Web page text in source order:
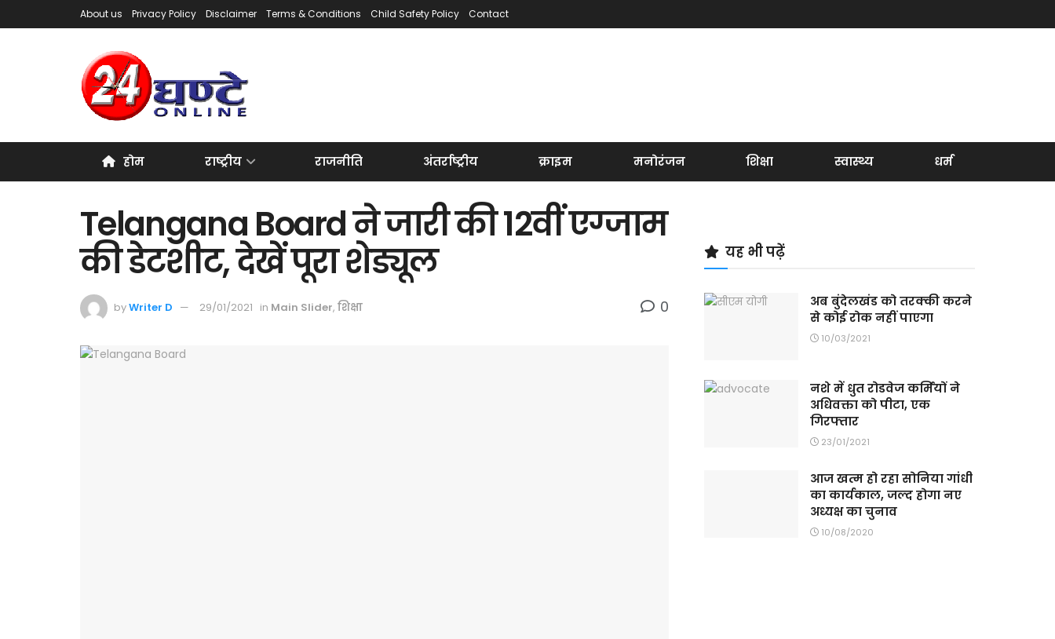
About us Privacy Policy Disclaimer Terms & Conditions Child Safety Policy Contact
होम राष्ट्रीय राजनीति अंतर्राष्ट्रीय क्राइम मनोरंजन शिक्षा स्वास्थ्य धर्म
Telangana Board ने जारी की 12वीं एग्जाम
की डेटशीट, देखें पूरा शेड्यूल
byWriter D 29/01/2021 in Main Slider, शिक्षा 0
यह भी पढ़ें
अब बुंदेलखंड को तरक्की करने
से कोई रोक नहीं पाएगा
10/03/2021
नशे में धुत रोडवेज कर्मियों ने
अधिवक्ता को पीटा, एक
गिरफ्तार
23/01/2021
आज खत्म हो रहा सोनिया गांधी
का कार्यकाल, जल्द होगा नए
अध्यक्ष का चुनाव
10/08/2020